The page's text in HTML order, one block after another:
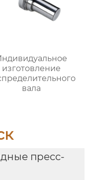
изготовление
вала
пресс-